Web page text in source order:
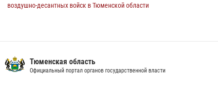
воздушно-десантных войск в Тюменской области
10 июля 2026, 11:46 7
Тюменская область
Официальный портал органов государственной власти